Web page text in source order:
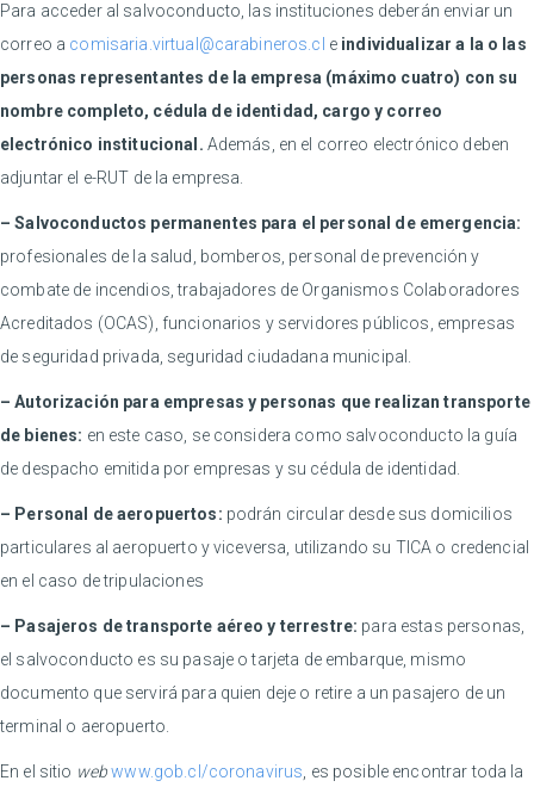
Para acceder al salvoconducto, las instituciones deberán enviar un
correo a comisaria.virtual@carabineros.cl e individualizar a la o las
personas representantes de la empresa (máximo cuatro) con su
nombre completo, cédula de identidad, cargo y correo
electrónico institucional. Además, en el correo electrónico deben
adjuntar el e-RUT de la empresa.
– Salvoconductos permanentes para el personal de emergencia:
profesionales de la salud, bomberos, personal de prevención y
combate de incendios, trabajadores de Organismos Colaboradores
Acreditados (OCAS), funcionarios y servidores públicos, empresas
de seguridad privada, seguridad ciudadana municipal.
– Autorización para empresas y personas que realizan transporte
de bienes: en este caso, se considera como salvoconducto la guía
de despacho emitida por empresas y su cédula de identidad.
– Personal de aeropuertos: podrán circular desde sus domicilios
particulares al aeropuerto y viceversa, utilizando su TICA o credencial
en el caso de tripulaciones
– Pasajeros de transporte aéreo y terrestre: para estas personas,
el salvoconducto es su pasaje o tarjeta de embarque, mismo
documento que servirá para quien deje o retire a un pasajero de un
terminal o aeropuerto.
En el sitio web www.gob.cl/coronavirus , es posible encontrar toda la